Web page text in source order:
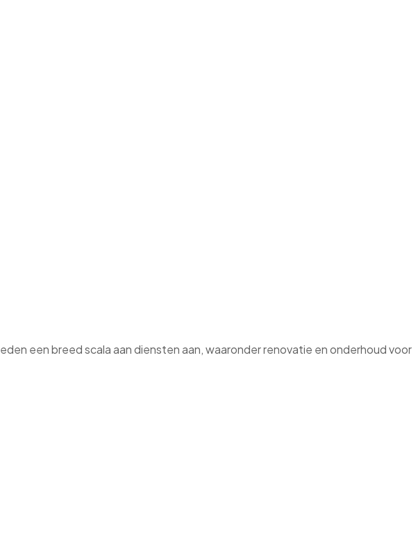
een breed scala aan diensten aan, waaronder renovatie en onderhoud voor